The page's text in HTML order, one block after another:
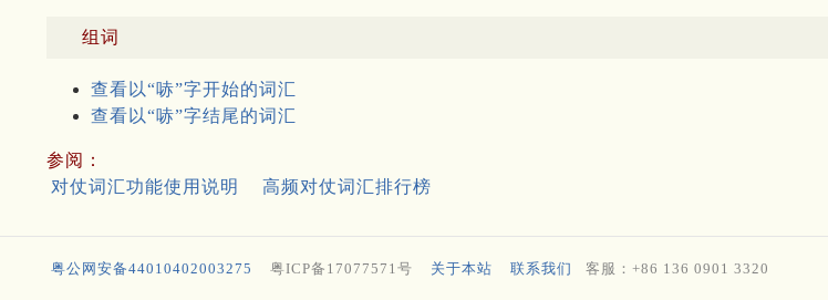
组词
查看以“哧”字开始的词汇
查看以“哧”字结尾的词汇
参阅：
对仗词汇功能使用说明
高频对仗词汇排行榜
粤公网安备44010402003275 粤ICP备17077571号 关于本站 联系我们 客服：+86 136 0901 3320